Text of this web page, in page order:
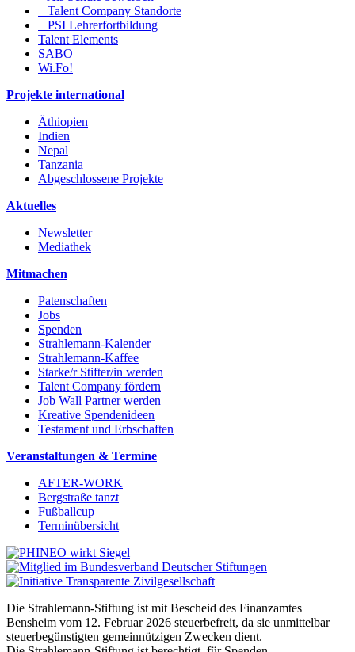
Talent Company Standorte
PSI Lehrerfortbildung
Talent Elements
SABO
Wi.Fo!
Projekte international
Äthiopien
Indien
Nepal
Tanzania
Abgeschlossene Projekte
Aktuelles
Newsletter
Mediathek
Mitmachen
Patenschaften
Jobs
Spenden
Strahlemann-Kalender
Strahlemann-Kaffee
Starke/r Stifter/in werden
Talent Company fördern
Job Wall Partner werden
Kreative Spendenideen
Testament und Erbschaften
Veranstaltungen & Termine
AFTER-WORK
Bergstraße tanzt
Fußballcup
Terminübersicht
Die Strahlemann-Stiftung ist mit Bescheid des Finanzamtes
Bensheim vom 12. Februar 2026 steuerbefreit, da sie unmittelbar
steuerbegünstigten gemeinnützigen Zwecken dient.